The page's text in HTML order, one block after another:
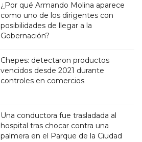
¿Por qué Armando Molina aparece
como uno de los dirigentes con
posibilidades de llegar a la
Gobernación?
Chepes: detectaron productos
vencidos desde 2021 durante
controles en comercios
Una conductora fue trasladada al
hospital tras chocar contra una
palmera en el Parque de la Ciudad